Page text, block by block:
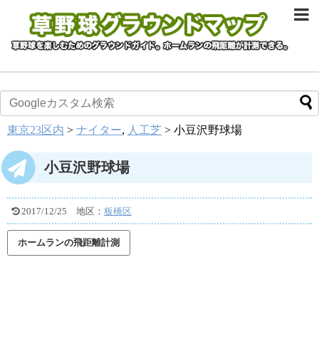
東京23区内 > ナイター, 人工芝 > 小豆沢野球場
小豆沢野球場
2017/12/25 地区： 板橋区